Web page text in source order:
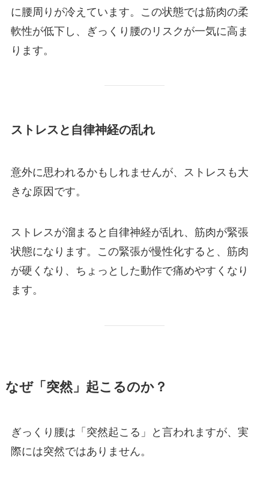
に腰周りが冷えています。この状態では筋肉の柔
軟性が低下し、ぎっくり腰のリスクが一気に高ま
ります。
ストレスと自律神経の乱れ
意外に思われるかもしれませんが、ストレスも大
きな原因です。
ストレスが溜まると自律神経が乱れ、筋肉が緊張
状態になります。この緊張が慢性化すると、筋肉
が硬くなり、ちょっとした動作で痛めやすくなり
ます。
なぜ「突然」起こるのか？
ぎっくり腰は「突然起こる」と言われますが、実
際には突然ではありません。